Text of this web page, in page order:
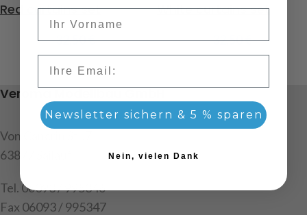
Red curtains set
32,50€
White curtains set
32,50€
Veroma Modellbau GmbH
Von Cancrin Str.7
63877 Sailauf
Tel. 06093 / 995346
Fax 06093 / 995347
Newsletter sichern & 5 % sparen
Nein, vielen Dank